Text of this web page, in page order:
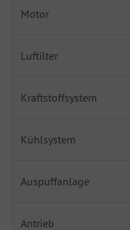
Motor
Luftilter
Kraftstoffsystem
Kühlsystem
Auspuffanlage
Antrieb